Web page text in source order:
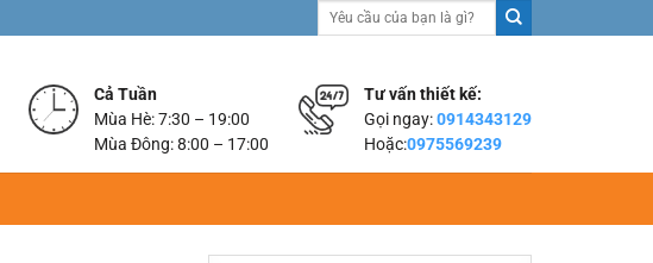
Tìm
Tư vấn thiết kế:
Gọi ngay:0914343129
Hoặc:0975569239
Cả Tuần
Mùa Hè: 7:30 – 19:00
Mùa Đông: 8:00 – 17:00